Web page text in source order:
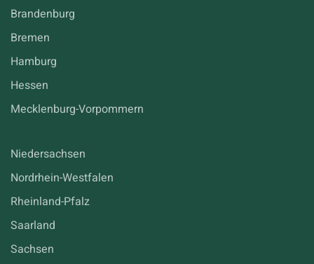
Brandenburg
Bremen
Hamburg
Hessen
Mecklenburg-Vorpommern
Niedersachsen
Nordrhein-Westfalen
Rheinland-Pfalz
Saarland
Sachsen